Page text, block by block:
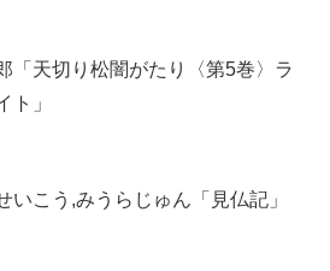
「天切り松闇がたり〈第5巻〉ラ
ト」
いこう,みうらじゅん「見仏記」